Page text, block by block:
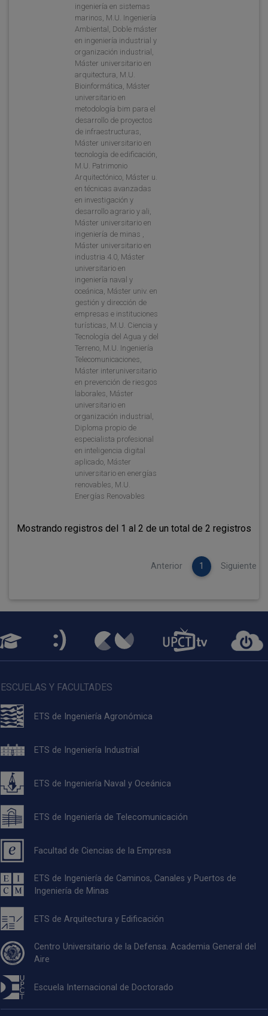
ingeniería en sistemas
marinos, M.U. Ingeniería
Ambiental, Doble máster
en ingeniería industrial y
organización industrial,
Máster universitario en
arquitectura, M.U.
Bioinformática, Máster
universitario en
metodología bim para el
desarrollo de proyectos
de infraestructuras,
Máster universitario en
tecnología de edificación,
M.U. Patrimonio
Arquitectónico, Máster u.
en técnicas avanzadas
en investigación y
desarrollo agrario y ali,
Máster universitario en
ingeniería de minas ,
Máster universitario en
industria 4.0, Máster
universitario en
ingeniería naval y
oceánica, Máster univ. en
gestión y dirección de
empresas e instituciones
turísticas, M.U. Ciencia y
Tecnología del Agua y del
Terreno, M.U. Ingeniería
Telecomunicaciones,
Máster interuniversitario
en prevención de riesgos
laborales, Máster
universitario en
organización industrial,
Diploma propio de
especialista profesional
en inteligencia digital
aplicado, Máster
universitario en energías
renovables, M.U.
Energías Renovables
Mostrando registros del 1 al 2 de un total de 2 registros
Anterior 1 Siguiente
ESCUELAS Y FACULTADES
ETS de Ingeniería Agronómica
ETS de Ingeniería Industrial
ETS de Ingeniería Naval y Oceánica
ETS de Ingeniería de Telecomunicación
Facultad de Ciencias de la Empresa
ETS de Ingeniería de Caminos, Canales y Puertos de
Ingeniería de Minas
ETS de Arquitectura y Edificación
Centro Universitario de la Defensa. Academia General del
Aire
Escuela Internacional de Doctorado